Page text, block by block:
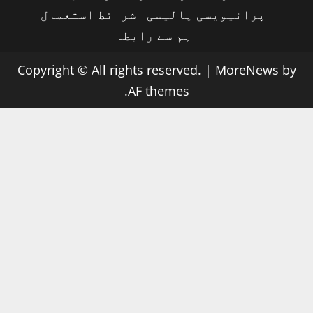
پرائیویسی پالیسی
شرائط استعمال
ہم سے رابطہ
Copyright © All rights reserved. | MoreNews by
AF themes.